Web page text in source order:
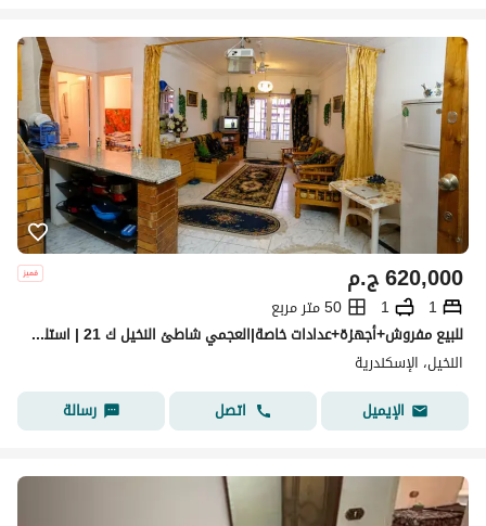
ج.م620,000
1
1
50 متر مربع
للبيع مفروش+أجهزة+عدادات خاصة|العجمي شاطئ النخيل ك 21 | استلم واسكن
النخيل، الإسكندرية
الإيميل
اتصل رسالة